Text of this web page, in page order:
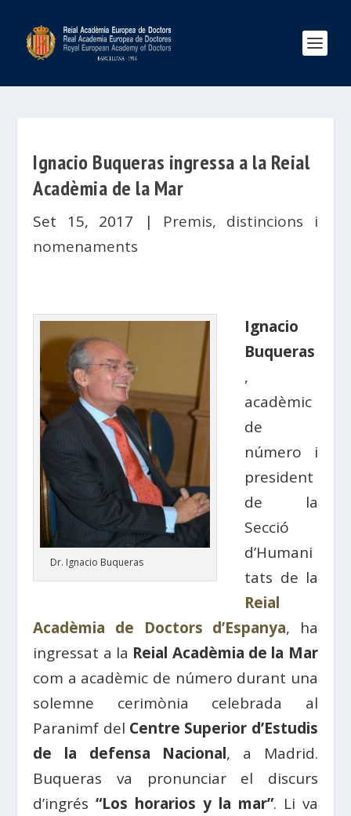
Ignacio Buqueras ingressa a la Reial
Acadèmia de la Mar
Set 15, 2017 | Premis, distincions i
nomenaments
Dr. Ignacio Buqueras
Ignacio
Buqueras
,
acadèmic
de
número i
president
de la
Secció
d’Humani
tats de la
Reial
Acadèmia de Doctors d’Espanya, ha
ingressat a la Reial Acadèmia de la Mar
com a acadèmic de número durant una
solemne cerimònia celebrada al
Paranimf del Centre Superior d’Estudis
de la defensa Nacional, a Madrid.
Buqueras va pronunciar el discurs
d’ingrés“Los horarios y la mar”. Li va